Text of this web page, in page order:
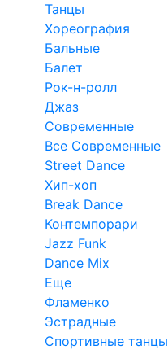
Танцы
Хореография
Бальные
Балет
Рок-н-ролл
Джаз
Современные
Все Современные
Street Dance
Хип-хоп
Break Dance
Контемпорари
Jazz Funk
Dance Mix
Еще
Фламенко
Эстрадные
Спортивные танцы